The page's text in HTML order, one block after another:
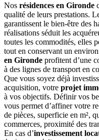
Nos résidences en Gironde
qualité de leurs prestations.
garantissent le bien-être des
réalisations séduit les
toutes les commodités, elles
tout en conservant un
en Gironde profitent d’une
à des lignes de transport en
Que vous soyez déjà
acquisition, votre projet
à vos objectifs. Définir vos
vous permet d’affiner votre
de pièces, superficie en m²,
commerces, proximité des
En cas d’investissement